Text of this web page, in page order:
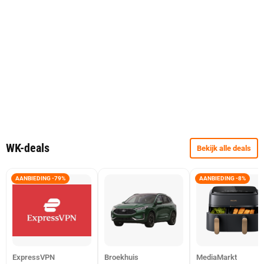
WK-deals Bekijk alle deals
AANBIEDING -79%
ExpressVPN Broekhuis
AANBIEDING -8%
MediaMarkt